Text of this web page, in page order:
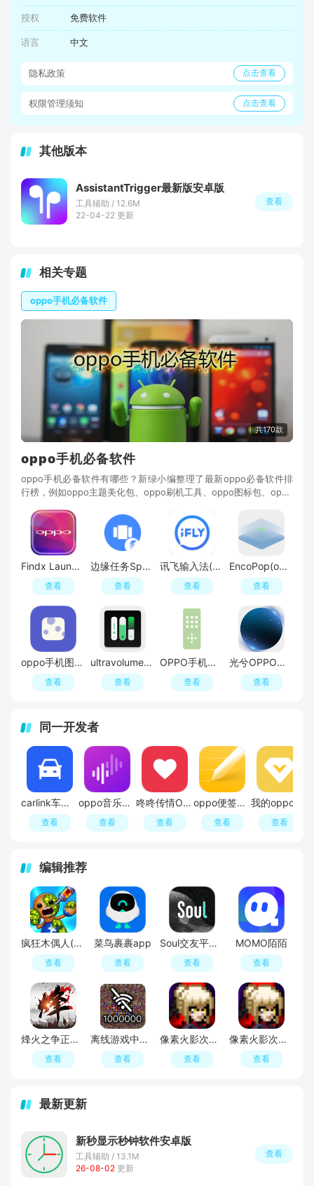
授权 免费软件
语言 中文
隐私政策 点击查看
权限管理须知 点击查看
其他版本
AssistantTrigger最新版安卓版
工具辅助 / 12.6M
22-04-22 更新
查看
相关专题
oppo手机必备软件
共170款
oppo手机必备软件
oppo手机必备软件有哪些？新绿小编整理了最新oppo必备软件排
行榜，例如oppo主题美化包、oppo刷机工具、oppo图标包、oppo
Findx Launcher(oppofindx桌面启动器汉化版)
查看
边缘任务Speed(oppo安卓黑屏手势软件最新版)
查看
讯飞输入法(安卓oppo手表输入法安装包)
查看
EncoPop(oppo耳机弹窗软件)
查看
oppo手机图标包素材大全（方糖图标包）
查看
ultravolume手机音量皮肤软件安卓版
查看
OPPO手机侧边按键软件安卓版(仿苹果侧边按钮)
查看
光兮OPPO锁屏充电美化插件免费版
查看
同一开发者
carlink车机互联助手最新版
查看
oppo音乐派对app手机版安装包
查看
咚咚传情OPPO官方版
查看
oppo便签最新版安装包
查看 查看
编辑推荐
疯狂木偶人(Kick The Buddy)
查看
菜鸟裹裹app
查看
Soul交友平台软件官方APP最新版
查看
MOMO陌陌
查看
烽火之争正版官方最新版
查看
离线游戏中心安卓版(离线游戏大合集)
查看
像素火影次世代U鼬神正版
查看
像素火影次世代
查看
最新更新
新秒显示秒钟软件安卓版
工具辅助 / 13.1M
26-08-02 更新
查看